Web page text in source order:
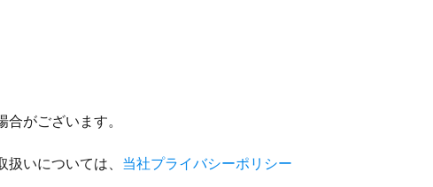
がございます。
いについては、 当社プライバシーポリシー